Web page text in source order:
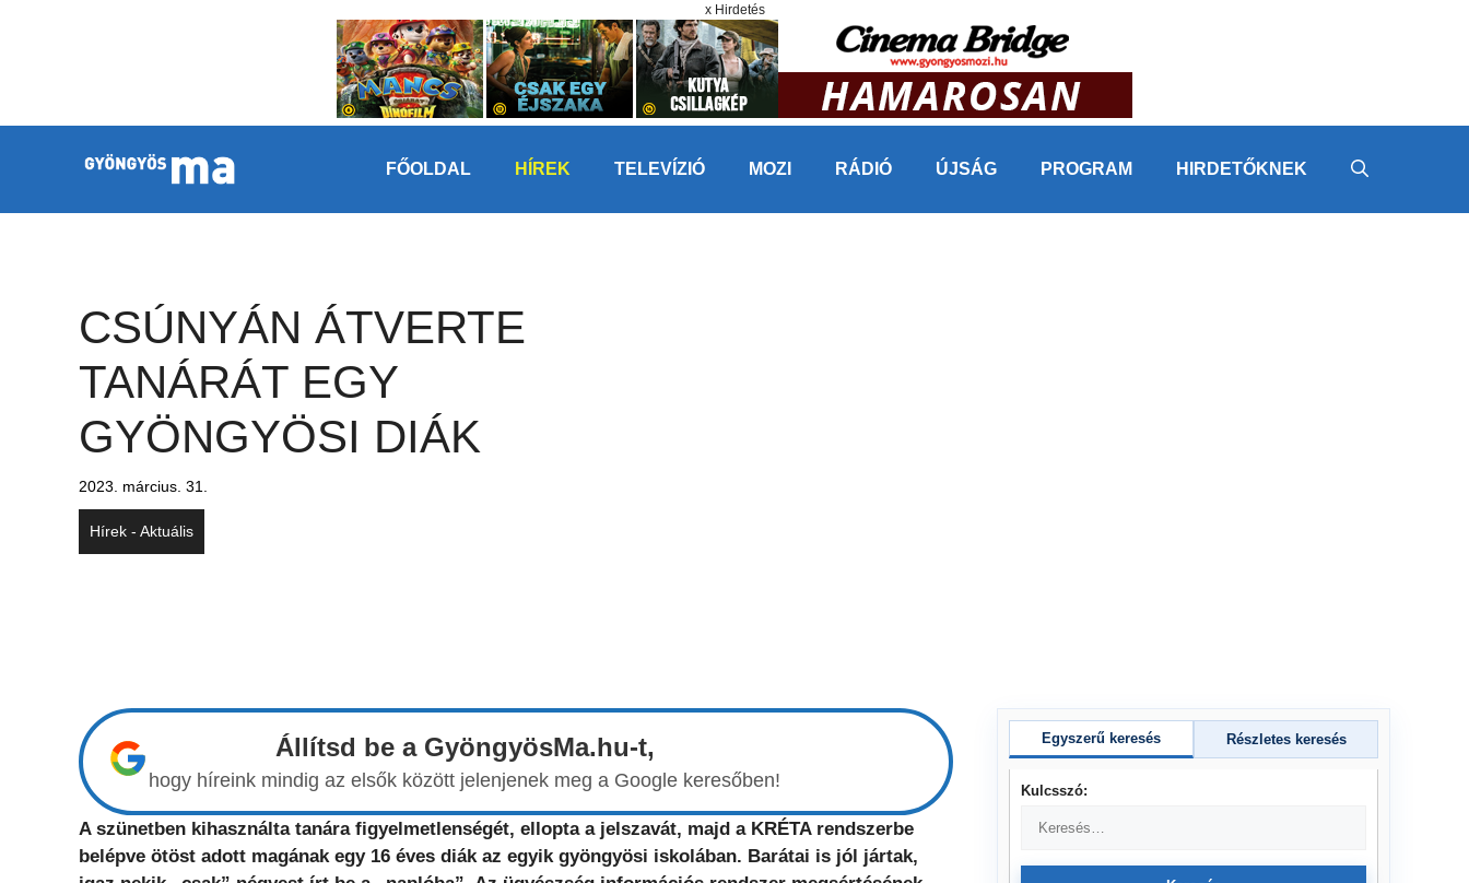
x Hirdetés
FŐOLDAL HÍREK TELEVÍZIÓ MOZI RÁDIÓ ÚJSÁG PROGRAM HIRDETŐKNEK
CSÚNYÁN ÁTVERTE
TANÁRÁT EGY
GYÖNGYÖSI DIÁK
2023. március. 31.
Hírek - Aktuális
Állítsd be a GyöngyösMa.hu-t,
hogy híreink mindig az elsők között jelenjenek meg a Google keresőben!
A szünetben kihasználta tanára figyelmetlenségét, ellopta a jelszavát, majd a KRÉTA rendszerbe
belépve ötöst adott magának egy 16 éves diák az egyik gyöngyösi iskolában. Barátai is jól jártak,
Egyszerű keresés Részletes keresés
Kulcsszó: